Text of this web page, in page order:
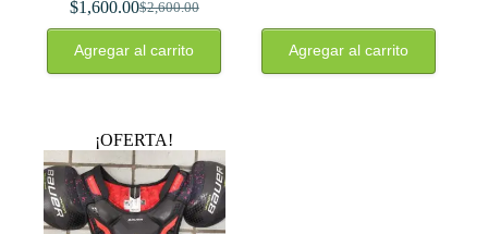
$2,600.00
El
precio
original
era:
$1,600.00El
precio
actual
es:
Agregar al carrito
original
era:
$3,000.00.
actual
es:
$2,100.00.
Agregar al carrito
¡OFERTA!